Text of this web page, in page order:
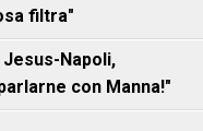
filtra"
Jesus-Napoli,
con Manna!"